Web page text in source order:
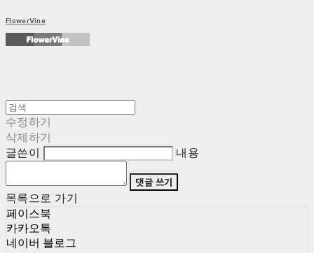
FlowerVine
수정하기
삭제하기
글쓴이
내용
댓글 쓰기
목록으로 가기
페이스북
카카오톡
네이버 블로그